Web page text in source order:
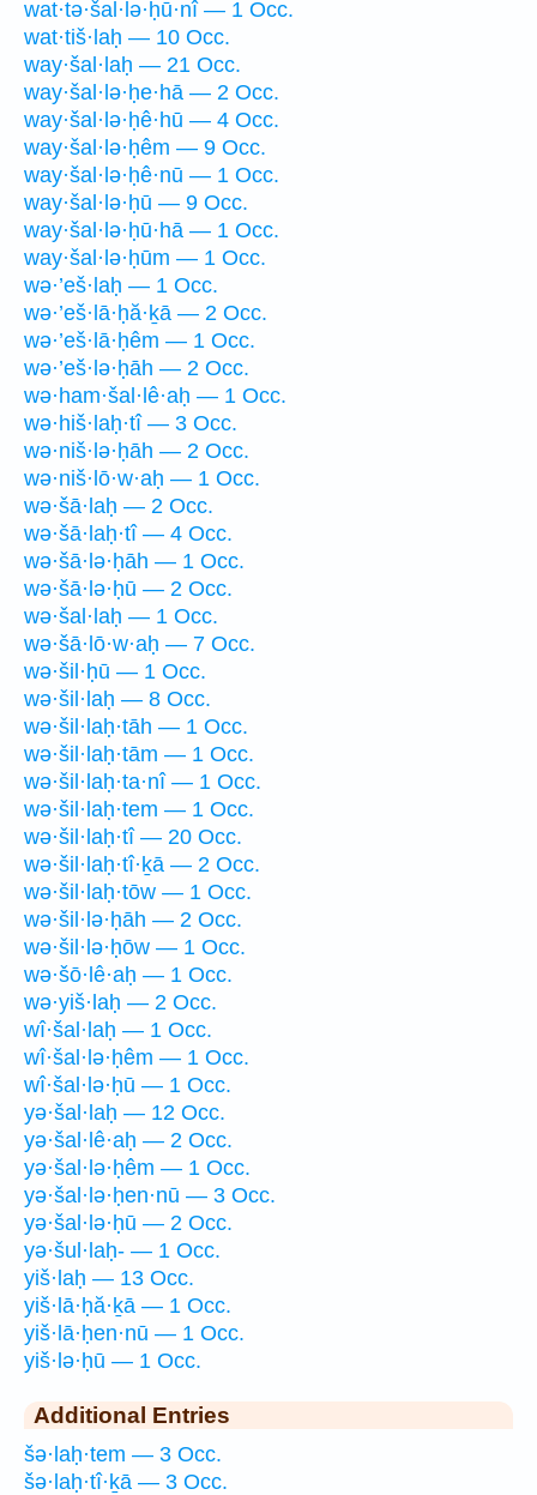
wat·tə·šal·lə·ḥū·nî — 1 Occ.
wat·tiš·laḥ — 10 Occ.
way·šal·laḥ — 21 Occ.
way·šal·lə·ḥe·hā — 2 Occ.
way·šal·lə·ḥê·hū — 4 Occ.
way·šal·lə·ḥêm — 9 Occ.
way·šal·lə·ḥê·nū — 1 Occ.
way·šal·lə·ḥū — 9 Occ.
way·šal·lə·ḥū·hā — 1 Occ.
way·šal·lə·ḥūm — 1 Occ.
wə·’eš·laḥ — 1 Occ.
wə·’eš·lā·ḥă·ḵā — 2 Occ.
wə·’eš·lā·ḥêm — 1 Occ.
wə·’eš·lə·ḥāh — 2 Occ.
wə·ham·šal·lê·aḥ — 1 Occ.
wə·hiš·laḥ·tî — 3 Occ.
wə·niš·lə·ḥāh — 2 Occ.
wə·niš·lō·w·aḥ — 1 Occ.
wə·šā·laḥ — 2 Occ.
wə·šā·laḥ·tî — 4 Occ.
wə·šā·lə·ḥāh — 1 Occ.
wə·šā·lə·ḥū — 2 Occ.
wə·šal·laḥ — 1 Occ.
wə·šā·lō·w·aḥ — 7 Occ.
wə·šil·ḥū — 1 Occ.
wə·šil·laḥ — 8 Occ.
wə·šil·laḥ·tāh — 1 Occ.
wə·šil·laḥ·tām — 1 Occ.
wə·šil·laḥ·ta·nî — 1 Occ.
wə·šil·laḥ·tem — 1 Occ.
wə·šil·laḥ·tî — 20 Occ.
wə·šil·laḥ·tî·ḵā — 2 Occ.
wə·šil·laḥ·tōw — 1 Occ.
wə·šil·lə·ḥāh — 2 Occ.
wə·šil·lə·ḥōw — 1 Occ.
wə·šō·lê·aḥ — 1 Occ.
wə·yiš·laḥ — 2 Occ.
wî·šal·laḥ — 1 Occ.
wî·šal·lə·ḥêm — 1 Occ.
wî·šal·lə·ḥū — 1 Occ.
yə·šal·laḥ — 12 Occ.
yə·šal·lê·aḥ — 2 Occ.
yə·šal·lə·ḥêm — 1 Occ.
yə·šal·lə·ḥen·nū — 3 Occ.
yə·šal·lə·ḥū — 2 Occ.
yə·šul·laḥ- — 1 Occ.
yiš·laḥ — 13 Occ.
yiš·lā·ḥă·ḵā — 1 Occ.
yiš·lā·ḥen·nū — 1 Occ.
yiš·lə·ḥū — 1 Occ.
Additional Entries
šə·laḥ·tem — 3 Occ.
šə·laḥ·tî·ḵā — 3 Occ.